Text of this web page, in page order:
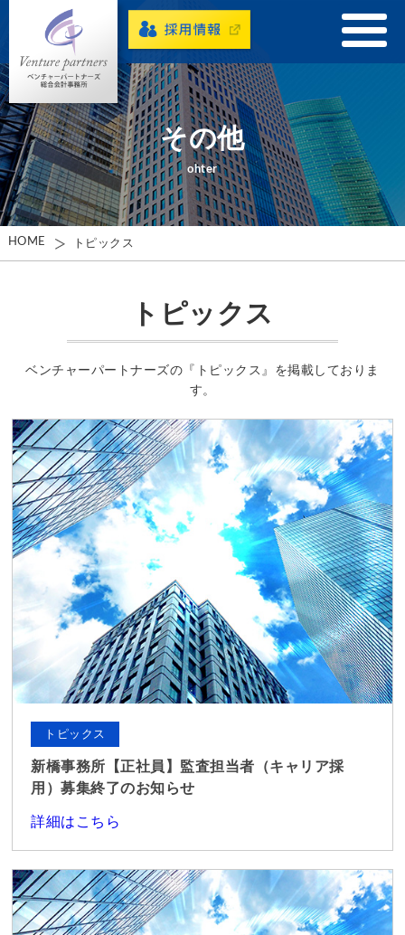
その他
ohter
HOME トピックス
トピックス
ベンチャーパートナーズの『トピックス』を掲載しておりま
す。
トピックス
新橋事務所【正社員】監査担当者（キャリア採
用）募集終了のお知らせ
詳細はこちら